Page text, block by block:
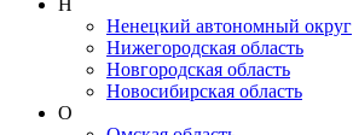
Ненецкий автономный округ
Нижегородская область
Новгородская область
Новосибирская область
О